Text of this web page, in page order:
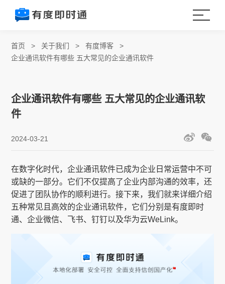
首页 > 关于我们 >有度博客 >
企业通讯软件有哪些 五大常见的企业通讯软件
企业通讯软件有哪些 五大常见的企业通讯软
件
2024-03-21
在数字化时代，企业通讯软件已成为企业日常运营中不可
或缺的一部分。它们不仅提高了企业内部沟通的效率，还
促进了团队协作的顺利进行。接下来，我们就来详细介绍
五种常见且高效的企业通讯软件，它们分别是有度即时
通、企业微信、飞书、钉钉以及华为云WeLink。